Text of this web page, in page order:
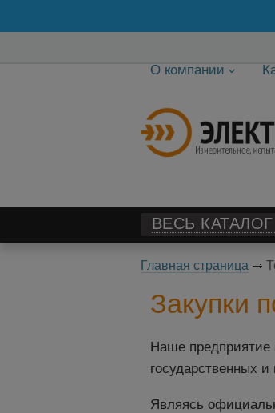
О компании
ВЕСЬ
Главная страница
Закупки
Наше предприятие
государственных
Являясь